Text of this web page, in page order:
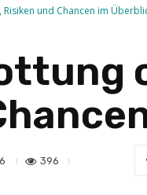
und Chancen im
396